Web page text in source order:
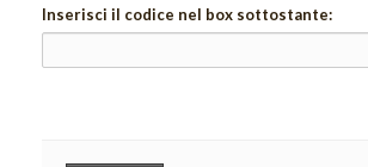
Inserisci il codice nel box sottostante: